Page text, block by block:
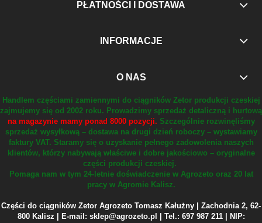
PŁATNOŚCI I DOSTAWA
INFORMACJE
O NAS
Handlem częściami zamiennymi do ciągników Zetor produkcji czeskiej
zajmujemy się od 2002 roku. Prowadzimy sprzedaż detaliczną i hurtową
na magazynie mamy ponad 8000 pozycji. Szczególnie rozwinęliśmy
sprzedaż wysyłkową – dostawa na drugi dzień roboczy – wystawiamy
faktury VAT. Staramy się o uzyskanie pełnego zadowolenia naszych
klientów, którzy nabywają właściwe i dobre jakościowo – oryginalne
części produkcji czeskiej.
Pomaga nam w tym 24-letnie doświadczenie w Agrozeto oraz 20 lat
pracy w Agromie Kalisz.
Części do ciągników Zetor Agrozeto Tomasz Kałużny | Zachodnia 2, 62-
800 Kalisz | E-mail: sklep@agrozeto.pl | Tel.: 697 987 211 | NIP: